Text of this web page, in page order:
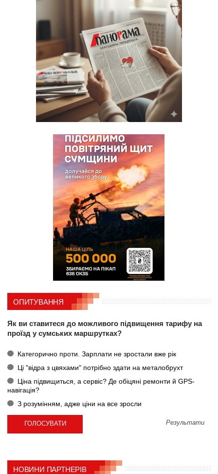
ОПИТУВАННЯ
Як ви ставитеся до можливого підвищення тарифу на
проїзд у сумських маршрутках?
Категорично проти. Зарплати не зростали вже рік
Ці "відра з цвяхами" потрібно здати на металобрухт
Ціна підвищиться, а сервіс? Де обіцяні ремонти й GPS-
навігація?
З розумінням, адже ціни на все зросли
Результати
НОВИНИ ПАРТНЕРІВ